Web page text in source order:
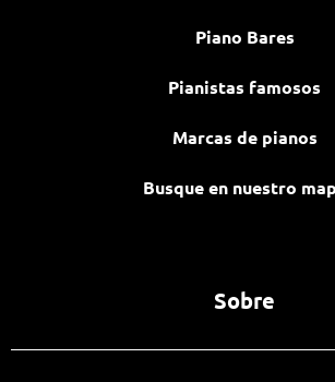
Piano Bares
Pianistas famosos
Marcas de pianos
Busque en nuestro
Sobre